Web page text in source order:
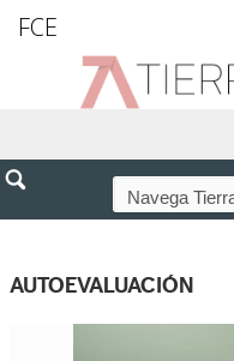
FCE
AUTOEVALUACIÓN